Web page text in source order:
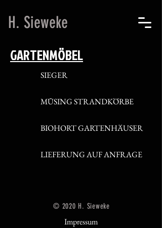
H. Sieweke
GARTENMÖBEL
SIEGER
MÜSING STRANDKÖRBE
BIOHORT GARTENHÄUSER
LIEFERUNG AUF ANFRAGE
© 2020 H. Sieweke
Impressum